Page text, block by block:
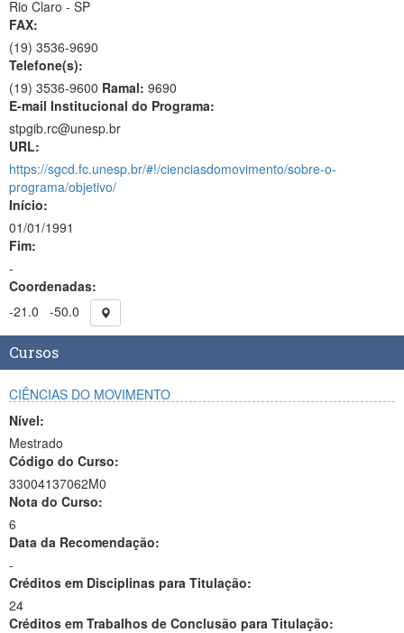
Rio Claro - SP
FAX:
(19) 3536-9690
Telefone(s):
(19) 3536-9600 Ramal: 9690
E-mail Institucional do Programa:
stpgib.rc@unesp.br
URL:
https://sgcd.fc.unesp.br/#!/cienciasdomovimento/sobre-o-
programa/objetivo/
Início:
01/01/1991
Fim:
-
Coordenadas:
-21.0
-50.0
Cursos
CIÊNCIAS DO MOVIMENTO
Nível:
Mestrado
Código do Curso:
33004137062M0
Nota do Curso:
6
Data da Recomendação:
-
Créditos em Disciplinas para Titulação:
24
Créditos em Trabalhos de Conclusão para Titulação: